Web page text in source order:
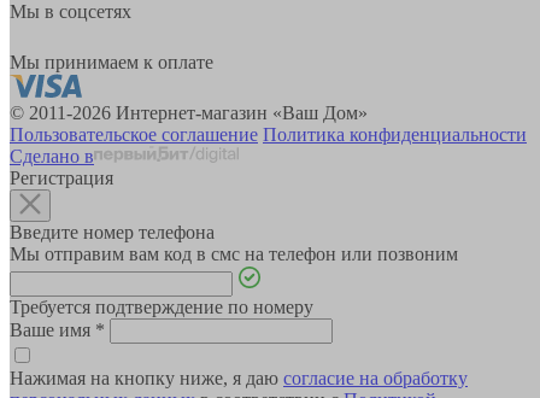
Мы в соцсетях
Мы принимаем к оплате
© 2011-2026 Интернет-магазин «Ваш Дом»
Пользовательское соглашение Политика конфиденциальности
Сделано в
Регистрация
Введите номер телефона
Мы отправим вам код в смс на телефон или позвоним
Требуется подтверждение по номеру
Ваше имя *
Нажимая на кнопку ниже, я даю согласие на обработку